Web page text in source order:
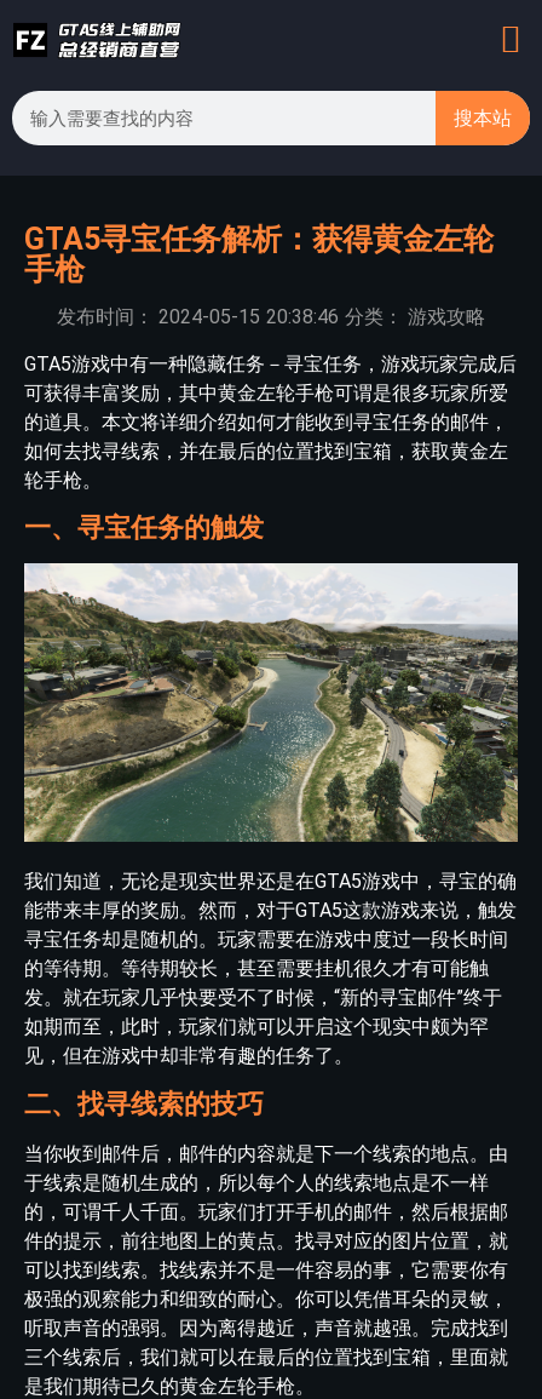
搜本站
GTA5寻宝任务解析：获得黄金左轮
手枪
发布时间： 2024-05-15 20:38:46 分类： 游戏攻略
GTA5游戏中有一种隐藏任务－寻宝任务，游戏玩家完成后
可获得丰富奖励，其中黄金左轮手枪可谓是很多玩家所爱
的道具。本文将详细介绍如何才能收到寻宝任务的邮件，
如何去找寻线索，并在最后的位置找到宝箱，获取黄金左
轮手枪。
一、寻宝任务的触发
我们知道，无论是现实世界还是在GTA5游戏中，寻宝的确
能带来丰厚的奖励。然而，对于GTA5这款游戏来说，触发
寻宝任务却是随机的。玩家需要在游戏中度过一段长时间
的等待期。等待期较长，甚至需要挂机很久才有可能触
发。就在玩家几乎快要受不了时候，“新的寻宝邮件”终于
如期而至，此时，玩家们就可以开启这个现实中颇为罕
见，但在游戏中却非常有趣的任务了。
二、找寻线索的技巧
当你收到邮件后，邮件的内容就是下一个线索的地点。由
于线索是随机生成的，所以每个人的线索地点是不一样
的，可谓千人千面。玩家们打开手机的邮件，然后根据邮
件的提示，前往地图上的黄点。找寻对应的图片位置，就
可以找到线索。找线索并不是一件容易的事，它需要你有
极强的观察能力和细致的耐心。你可以凭借耳朵的灵敏，
听取声音的强弱。因为离得越近，声音就越强。完成找到
三个线索后，我们就可以在最后的位置找到宝箱，里面就
是我们期待已久的黄金左轮手枪。